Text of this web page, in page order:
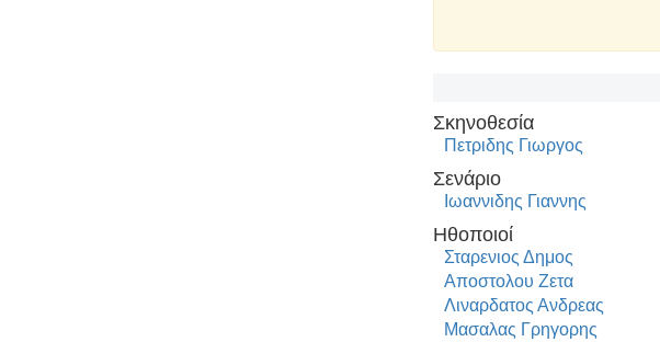
Σκηνοθεσία
Πετριδης Γιωργος
Σενάριο
Ιωαννιδης Γιαννης
Ηθοποιοί
Σταρενιος Δημος
Αποστολου Ζετα
Λιναρδατος Ανδρεας
Μασαλας Γρηγορης